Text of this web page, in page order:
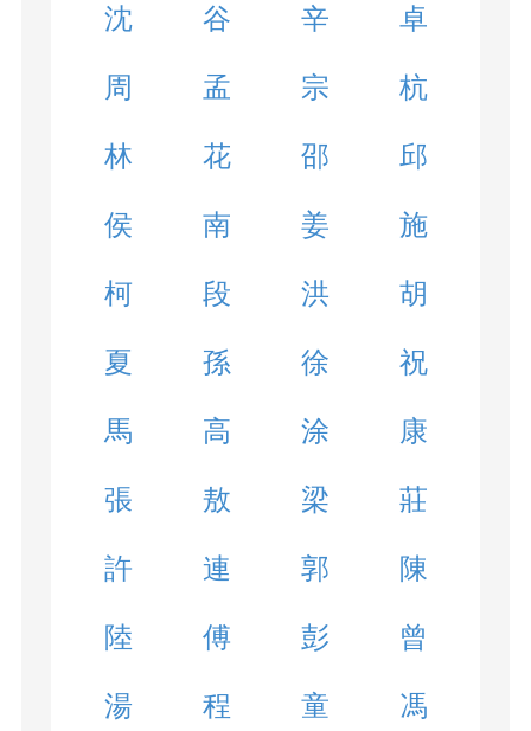
沈 谷 辛 卓
周 孟 宗 杭
林 花 邵 邱
侯 南 姜 施
柯 段 洪 胡
夏 孫 徐 祝
馬 高 涂 康
張 敖 梁 莊
許 連 郭 陳
陸 傅 彭 曾
湯 程 童 馮